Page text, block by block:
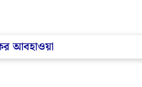
আবহাওয়া